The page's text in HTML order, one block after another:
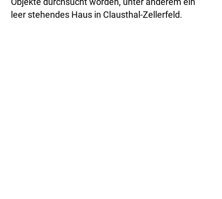
Objekte durchsucht worden, unter anderem ein
leer stehendes Haus in Clausthal-Zellerfeld.